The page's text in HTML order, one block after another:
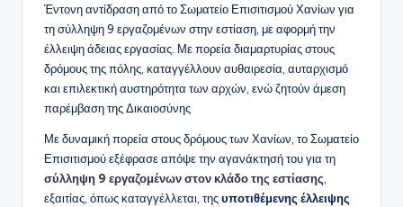
Έντονη αντίδραση από το Σωματείο Επισιτισμού Χανίων για
τη σύλληψη 9 εργαζομένων στην εστίαση, με αφορμή την
έλλειψη άδειας εργασίας. Με πορεία διαμαρτυρίας στους
δρόμους της πόλης, καταγγέλλουν αυθαιρεσία, αυταρχισμό
και επιλεκτική αυστηρότητα των αρχών, ενώ ζητούν άμεση
παρέμβαση της Δικαιοσύνης
Με δυναμική πορεία στους δρόμους των Χανίων, το Σωματείο
Επισιτισμού εξέφρασε απόψε την αγανάκτησή του για τη
σύλληψη 9 εργαζομένων στον κλάδο της εστίασης
εξαιτίας, όπως καταγγέλλεται, τηςυποτιθέμενης έλλειψης